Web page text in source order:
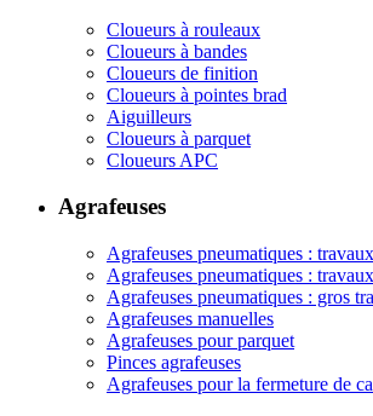
Cloueurs à rouleaux
Cloueurs à bandes
Cloueurs de finition
Cloueurs à pointes brad
Aiguilleurs
Cloueurs à parquet
Cloueurs APC
Agrafeuses
Agrafeuses pneumatiques :
Agrafeuses pneumatiques :
Agrafeuses pneumatiques : gros
Agrafeuses manuelles
Agrafeuses pour parquet
Pinces agrafeuses
Agrafeuses pour la fermeture de